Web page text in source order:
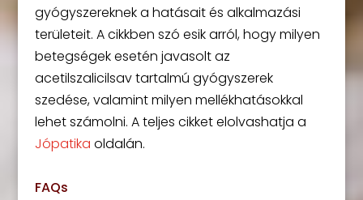
gyógyszereknek a hatásait és alkalmazási
területeit. A cikkben szó esik arról, hogy milyen
betegségek esetén javasolt az
acetilszalicilsav tartalmú gyógyszerek
szedése, valamint milyen mellékhatásokkal
lehet számolni. A teljes cikket elolvashatja a
Jópatika oldalán.
FAQs